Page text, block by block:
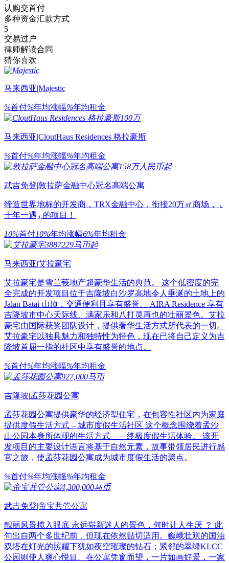
认购交首付
多种资金汇款方式
5
交易过户
律师解读合同
猜你喜欢
马来西亚|Majestic
%首付%年均涨幅%年均租金
100万
马来西亚|CloutHaus Residences 格拉豪斯
%首付%年均涨幅%年均租金
158万人民币起
武吉免登|敦拉萨金融中心冠名高端公寓
缔造世界地标的开发商，TRX金融中心，衔接20万㎡商场， ⌞
十年一遇⌟ 的项目！
10%首付10%年均涨幅6%年均租金
3887229马币起
马来西亚|艾拉豪宅
艾拉豪宅是雪兰莪地产超豪华生活的典范。 这个低密度的完
全完成的开发项目位于吉隆坡白沙罗高地令人垂涎的土地上的
Jalan Batai 山顶，交通便利且享有盛誉。 AIRA Residence 享有
吉隆坡市中心天际线、满家乐和八打灵再也的壮丽景色。​ ​​​艾拉
豪宅由国际获奖团队设计，提供奢华生活方式所代表的一切。
艾拉豪宅以独具魅力和独特性为特色，现在已将自己定义为吉
隆坡首屈一指的社区中享有盛誉的地点。
%首付%年均涨幅%年均租金
927,000马币
吉隆坡|孟莎花园公寓
孟莎花园公寓提供豪华的经济型住宅，在包容性社区内为家庭
提供度假生活方式 – 城市度假生活社区 这个概念围绕着孟沙
山公园本身所体现的生活方式——终极度假生活体验。 该开
发项目的主要设计语言将基于自然元素，故事带领居民进行感
官之旅，使孟莎花园公寓成为城市度假生活的聚点。
%首付%年均涨幅%年均租金
4,300,000马币
武吉免登|帝宝共管公寓
靓丽风景揽入眼底 永远崭新迷人的景色，何时让人生厌 ？ 此
句出自两个多世纪前，但现在依然贴切适用。巍峨壮观的国油
双塔在灯光的照耀下犹如夜空璀璨的钻石；紧邻的翠绿KLCC
公园则使人爽心悦目。在公寓凭窗而望，一片如画好景，一家